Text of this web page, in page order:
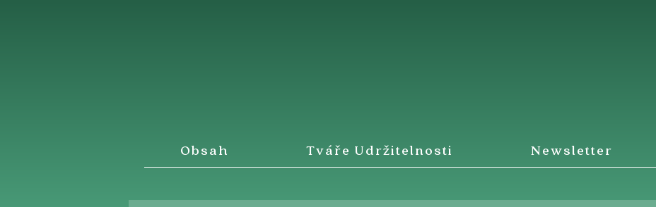
Obsah Tváře Udržitelnosti Newsletter